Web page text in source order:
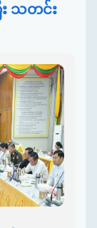
သတင်း